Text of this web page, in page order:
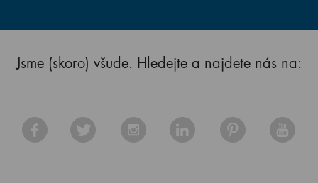
Jsme (skoro) všude. Hledejte a najdete nás na: